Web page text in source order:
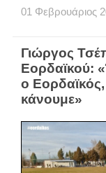
01 Φεβρουάριος
Γιώργος
Εορδαϊκού:
ο Εορδαϊκός,
κάνουμε»